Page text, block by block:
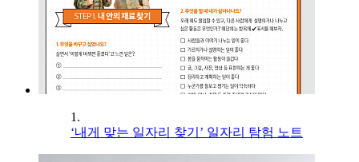
1.
‘내게 맞는 일자리 찾기’ 일자리 탐험 노트